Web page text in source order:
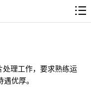
理工作，要求熟练运
优厚。